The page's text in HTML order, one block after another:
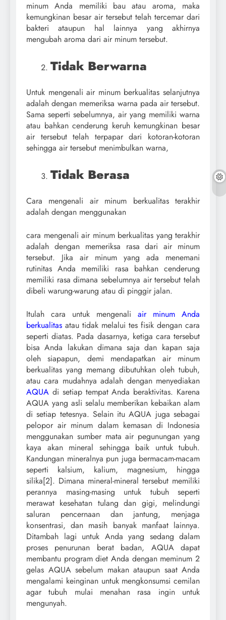
minum Anda memiliki bau atau aroma, maka
kemungkinan besar air tersebut telah tercemar dari
bakteri ataupun hal lainnya yang akhirnya
mengubah aroma dari air minum tersebut.
Tidak Berwarna
Untuk mengenali air minum berkualitas selanjutnya
adalah dengan memeriksa warna pada air tersebut.
Sama seperti sebelumnya, air yang memiliki warna
atau bahkan cenderung keruh kemungkinan besar
air tersebut telah terpapar dari kotoran-kotoran
sehingga air tersebut menimbulkan warna,
Tidak Berasa
Cara mengenali air minum berkualitas terakhir
adalah dengan menggunakan
cara mengenali air minum berkualitas yang terakhir
adalah dengan memeriksa rasa dari air minum
tersebut. Jika air minum yang ada menemani
rutinitas Anda memiliki rasa bahkan cenderung
memiliki rasa dimana sebelumnya air tersebut telah
dibeli warung-warung atau di pinggir jalan.
Itulah cara untuk mengenali air minum Anda
berkualitas atau tidak melalui tes fisik dengan cara
seperti diatas. Pada dasarnya, ketiga cara tersebut
bisa Anda lakukan dimana saja dan kapan saja
oleh siapapun, demi mendapatkan air minum
berkualitas yang memang dibutuhkan oleh tubuh,
atau cara mudahnya adalah dengan menyediakan
AQUA di setiap tempat Anda beraktivitas. Karena
AQUA yang asli selalu memberikan kebaikan alam
di setiap tetesnya. Selain itu AQUA juga sebagai
pelopor air minum dalam kemasan di Indonesia
menggunakan sumber mata air pegunungan yang
kaya akan mineral sehingga baik untuk tubuh.
Kandungan mineralnya pun juga bermacam-macam
seperti kalsium, kalium, magnesium, hingga
silika[2]. Dimana mineral-mineral tersebut memiliki
perannya masing-masing untuk tubuh seperti
merawat kesehatan tulang dan gigi, melindungi
saluran pencernaan dan jantung, menjaga
konsentrasi, dan masih banyak manfaat lainnya.
Ditambah lagi untuk Anda yang sedang dalam
proses penurunan berat badan, AQUA dapat
membantu program diet Anda dengan meminum 2
gelas AQUA sebelum makan ataupun saat Anda
mengalami keinginan untuk mengkonsumsi cemilan
agar tubuh mulai menahan rasa ingin untuk
mengunyah.